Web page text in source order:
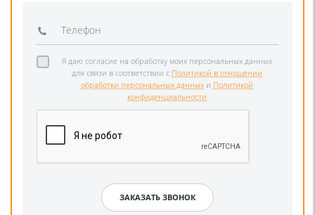
Я даю согласие на обработку моих персональных данных
для связи в соответствии с Политикой в отношении
обработки персональных данных и Политикой
конфиденциальности